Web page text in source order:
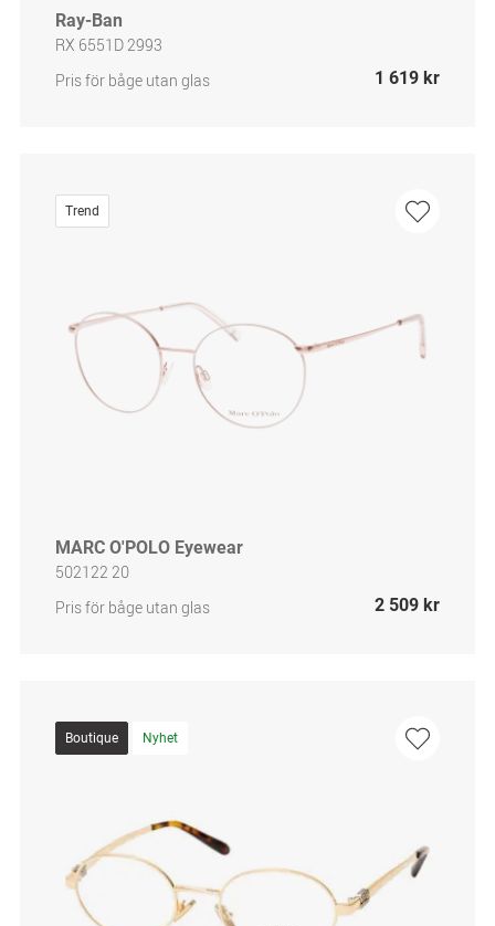
Ray-Ban
RX 6551D 2993
Pris för båge utan glas
1 619 kr
Trend
MARC O'POLO Eyewear
502122 20
Pris för båge utan glas
2 509 kr
Boutique Nyhet